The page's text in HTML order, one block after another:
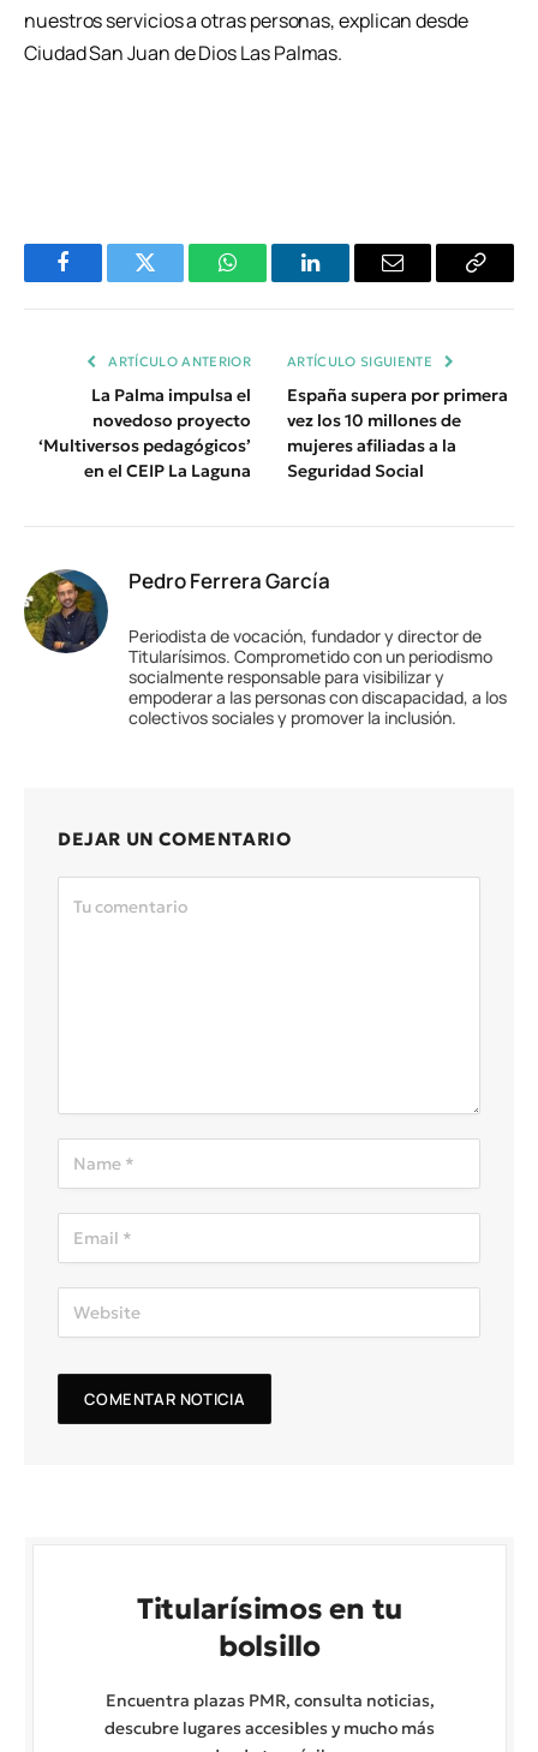
nuestros servicios a otras personas, explican desde
Ciudad San Juan de Dios Las Palmas.
FacebookTwitter WhatsAppLinkedInEmail
Copiar
ARTÍCULO ANTERIOR
La Palma impulsa el
novedoso proyecto
‘Multiversos pedagógicos’
en el CEIP La Laguna
ARTÍCULO SIGUIENTE
España supera por primera
vez los 10 millones de
mujeres afiliadas a la
Seguridad Social
Pedro Ferrera García
Periodista de vocación, fundador y director de
Titularísimos. Comprometido con un periodismo
socialmente responsable para visibilizar y
empoderar a las personas con discapacidad, a los
colectivos sociales y promover la inclusión.
DEJAR UN COMENTARIO
Titularísimos en tu
bolsillo
Encuentra plazas PMR, consulta noticias,
descubre lugares accesibles y mucho más